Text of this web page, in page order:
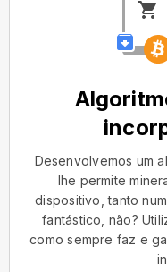
Desenvolvemos um
lhe permite
dispositivo, tanto
fantástico, não?
como sempre faz e